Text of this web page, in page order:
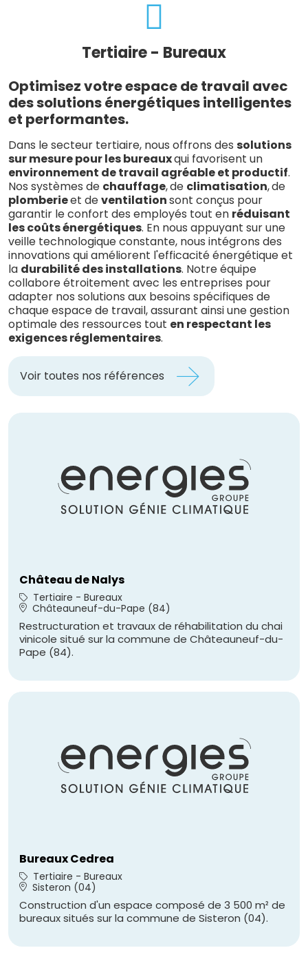
Tertiaire - Bureaux
Optimisez votre espace de travail avec
des solutions énergétiques intelligentes
et performantes.
Dans le secteur tertiaire, nous offrons des solutions
sur mesure pour les bureauxqui favorisent un
environnement de travail agréable et productif.
Nos systèmes de chauffage,de climatisation,de
plomberieet deventilationsont conçus pour
garantir le confort des employés tout en réduisant
les coûts énergétiques. En nous appuyant sur une
veille technologique constante, nous intégrons des
innovations qui améliorent l'efficacité énergétique et
la durabilité des installations. Notre équipe
collabore étroitement avec les entreprises pour
adapter nos solutions aux besoins spécifiques de
chaque espace de travail, assurant ainsi une gestion
optimale des ressources tout en respectant les
exigences réglementaires.
Voir toutes nos références
Château de Nalys
Tertiaire - Bureaux
Châteauneuf-du-Pape (84)
Restructuration et travaux de réhabilitation du chai
vinicole situé sur la commune de Châteauneuf-du-
Pape (84).
Bureaux Cedrea
Tertiaire - Bureaux
Sisteron (04)
Construction d'un espace composé de 3 500 m² de
bureaux situés sur la commune de Sisteron (04).